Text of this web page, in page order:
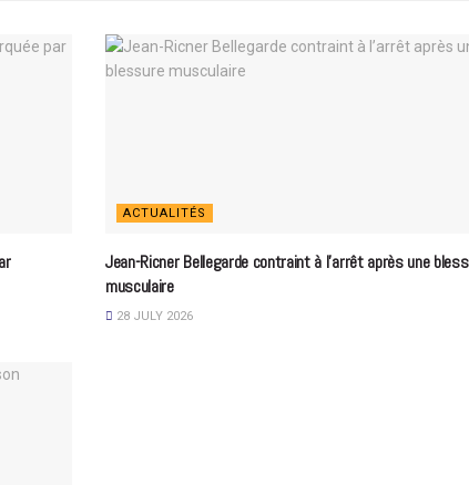
ACTUALITÉS
Jean-Ricner Bellegarde contraint à l’arrêt après une
musculaire
28 JULY 2026